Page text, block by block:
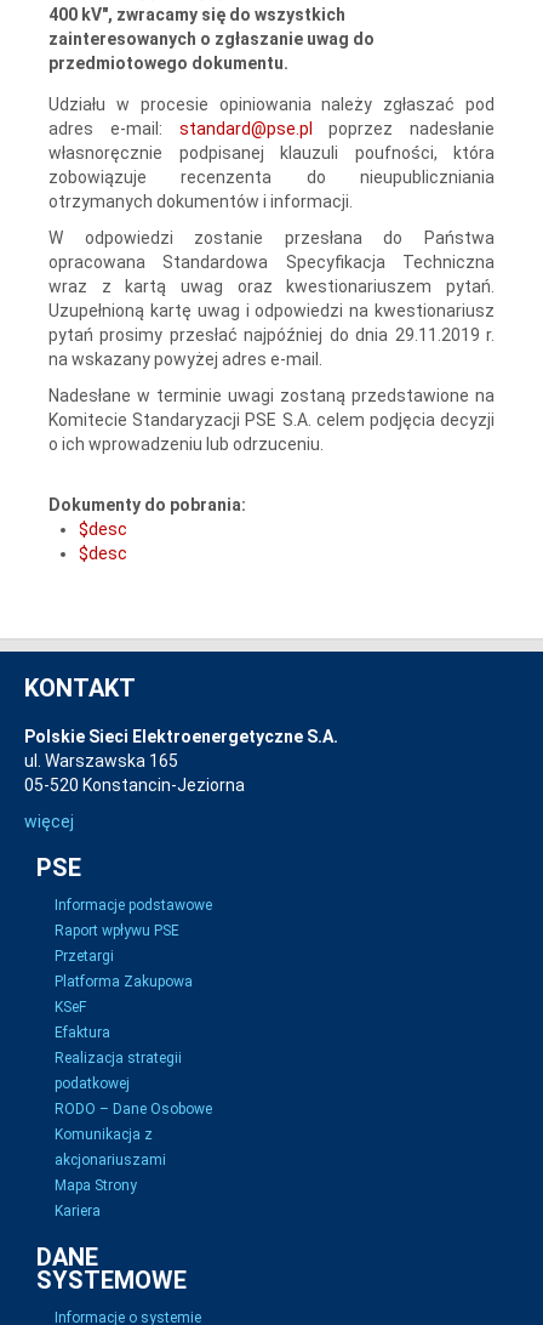
400 kV", zwracamy się do wszystkich
zainteresowanych o zgłaszanie uwag do
przedmiotowego dokumentu.
Udziału w procesie opiniowania należy zgłaszać pod
adres e-mail: standard@pse.pl
poprzez nadesłanie
własnoręcznie podpisanej klauzuli poufności, która
zobowiązuje recenzenta do nieupubliczniania
otrzymanych dokumentów i informacji.
W odpowiedzi zostanie przesłana do Państwa
opracowana Standardowa Specyfikacja Techniczna
wraz z kartą uwag oraz kwestionariuszem pytań.
Uzupełnioną kartę uwag i odpowiedzi na kwestionariusz
pytań prosimy przesłać najpóźniej do dnia 29.11.2019 r.
na wskazany powyżej adres e-mail.
Nadesłane w terminie uwagi zostaną przedstawione na
Komitecie Standaryzacji PSE S.A. celem podjęcia decyzji
o ich wprowadzeniu lub odrzuceniu.
Dokumenty do pobrania:
$desc
$desc
KONTAKT
Polskie Sieci Elektroenergetyczne S.A.
ul. Warszawska 165
05-520 Konstancin-Jeziorna
więcej
PSE
Informacje podstawowe
Raport wpływu PSE
Przetargi
Platforma Zakupowa
KSeF
Efaktura
Realizacja strategii
podatkowej
RODO – Dane Osobowe
Komunikacja z
akcjonariuszami
Mapa Strony
Kariera
DANE
SYSTEMOWE
Informacje o systemie